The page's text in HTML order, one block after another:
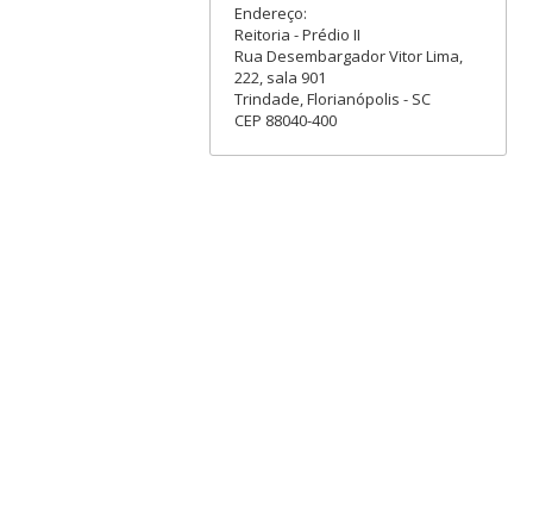
Endereço:
Reitoria - Prédio II
Rua Desembargador Vitor Lima,
222, sala 901
Trindade, Florianópolis - SC
CEP 88040-400